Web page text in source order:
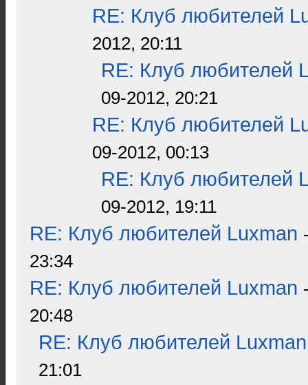
RE: Клуб любителей
2012, 20:11
RE: Клуб любителей
09-2012, 20:21
RE: Клуб любителей
09-2012, 00:13
RE: Клуб любителей
09-2012, 19:11
RE: Клуб любителей Luxman
23:34
RE: Клуб любителей Luxman
20:48
RE: Клуб любителей Luxman
21:01